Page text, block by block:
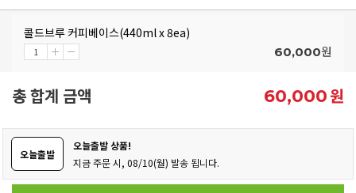
콜드브루 커피베이스(440ml x 8ea)
60,000원
총 합계 금액 60,000원
오늘출발
오늘출발 상품!
지금 주문 시, 08/10(월) 발송 됩니다.